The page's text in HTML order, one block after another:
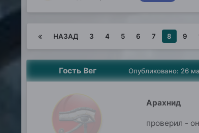
НАЗАД 3 4 5 6 7 8 9
Гость Вег Опубликовано: 26
Арахнид
проверил -